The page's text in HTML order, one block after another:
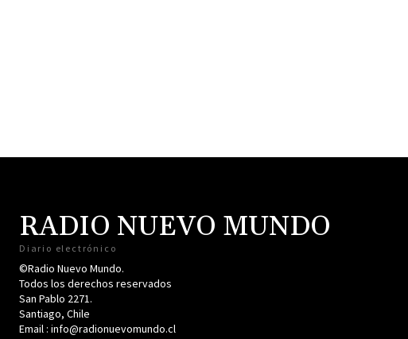
RADIO NUEVO MUNDO
Diario electrónico
©Radio Nuevo Mundo.
Todos los derechos reservados
San Pablo 2271.
Santiago, Chile
Email : info@radionuevomundo.cl